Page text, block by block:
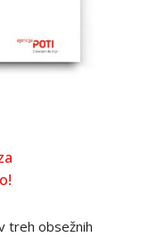
treh obsežnih